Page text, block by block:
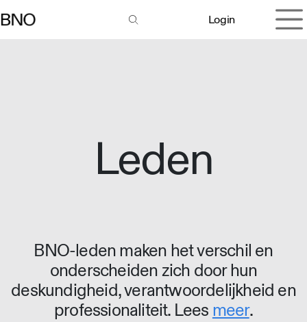
Login
Leden
BNO-leden maken het verschil en
onderscheiden zich door hun
deskundigheid, verantwoordelijkheid en
professionaliteit. Lees meer.